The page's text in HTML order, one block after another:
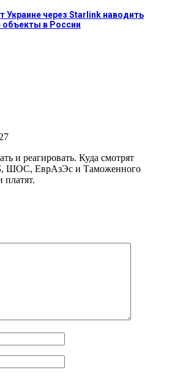
через Starlink наводить
в России
и реагировать. Куда смотрят
ШОС, ЕврАзЭс и Таможенного
платят.